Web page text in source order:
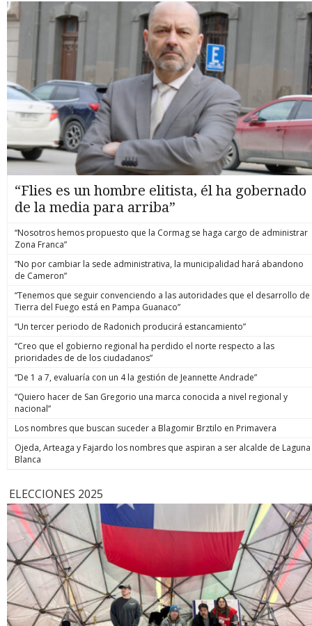
“Flies es un hombre elitista, él ha gobernado
de la media para arriba”
“Nosotros hemos propuesto que la Cormag se haga cargo de administrar
Zona Franca”
“No por cambiar la sede administrativa, la municipalidad hará abandono
de Cameron”
“Tenemos que seguir convenciendo a las autoridades que el desarrollo de
Tierra del Fuego está en Pampa Guanaco”
“Un tercer periodo de Radonich producirá estancamiento”
“Creo que el gobierno regional ha perdido el norte respecto a las
prioridades de de los ciudadanos”
“De 1 a 7, evaluaría con un 4 la gestión de Jeannette Andrade”
“Quiero hacer de San Gregorio una marca conocida a nivel regional y
nacional”
Los nombres que buscan suceder a Blagomir Brztilo en Primavera
Ojeda, Arteaga y Fajardo los nombres que aspiran a ser alcalde de Laguna
Blanca
ELECCIONES 2025